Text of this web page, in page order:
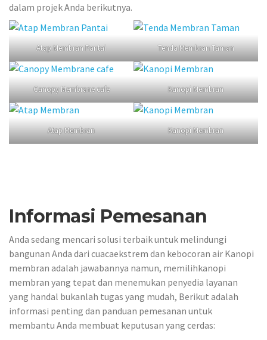
dalam projek Anda berikutnya.
Atap Membran Pantai Tenda Membran Taman
Canopy Membrane cafe Kanopi Membran
Atap Membran Kanopi Membran
Informasi Pemesanan
Anda sedang mencari solusi terbaik untuk melindungi
bangunan Anda dari cuacaekstrem dan kebocoran air Kanopi
membran adalah jawabannya namun, memilihkanopi
membran yang tepat dan menemukan penyedia layanan
yang handal bukanlah tugas yang mudah, Berikut adalah
informasi penting dan panduan pemesanan untuk
membantu Anda membuat keputusan yang cerdas: